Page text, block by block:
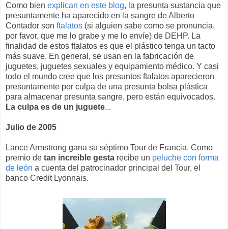
Como bien explican en este blog, la presunta sustancia que
presuntamente ha aparecido en la sangre de Alberto
Contador son ftalatos (si alguien sabe como se pronuncia,
por favor, que me lo grabe y me lo envíe) de DEHP. La
finalidad de estos ftalatos es que el plástico tenga un tacto
más suave. En general, se usan en la fabricación de
juguetes, juguetes sexuales y equipamiento médico. Y casi
todo el mundo cree que los presuntos ftalatos aparecieron
presuntamente por culpa de una presunta bolsa plástica
para almacenar presunta sangre, pero están equivocados.
La culpa es de un juguete...
Julio de 2005
Lance Armstrong gana su séptimo Tour de Francia. Como
premio de tan increible gesta recibe un peluche con forma
de león a cuenta del patrocinador principal del Tour, el
banco Credit Lyonnais.